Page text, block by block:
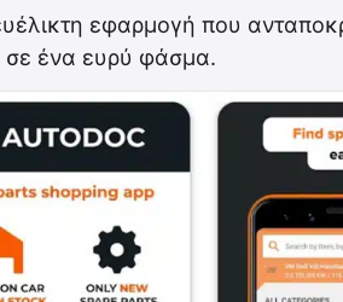
εφαρμογή που
ένα ευρύ φάσμα.